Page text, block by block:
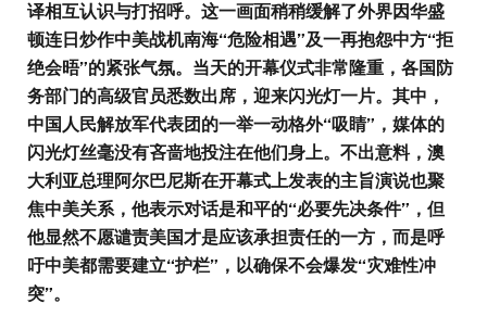
译相互认识与打招呼。这一画面稍稍缓解了外界因华盛
顿连日炒作中美战机南海“危险相遇”及一再抱怨中方“拒
绝会晤”的紧张气氛。当天的开幕仪式非常隆重，各国防
务部门的高级官员悉数出席，迎来闪光灯一片。其中，
中国人民解放军代表团的一举一动格外“吸睛”，媒体的
闪光灯丝毫没有吝啬地投注在他们身上。不出意料，澳
大利亚总理阿尔巴尼斯在开幕式上发表的主旨演说也聚
焦中美关系，他表示对话是和平的“必要先决条件”，但
他显然不愿谴责美国才是应该承担责任的一方，而是呼
吁中美都需要建立“护栏”，以确保不会爆发“灾难性冲
突”。